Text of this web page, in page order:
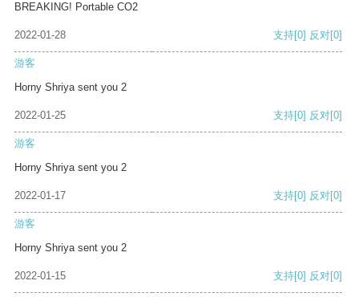
BREAKING! Portable CO2
2022-01-28 支持[0] 反对[0]
游客
Horny Shriya sent you 2
2022-01-25 支持[0] 反对[0]
游客
Horny Shriya sent you 2
2022-01-17 支持[0] 反对[0]
游客
Horny Shriya sent you 2
2022-01-15 支持[0] 反对[0]